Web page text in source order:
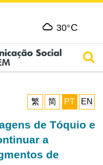
30°C
繁
简 PT EN
de Tóquio e
a
de